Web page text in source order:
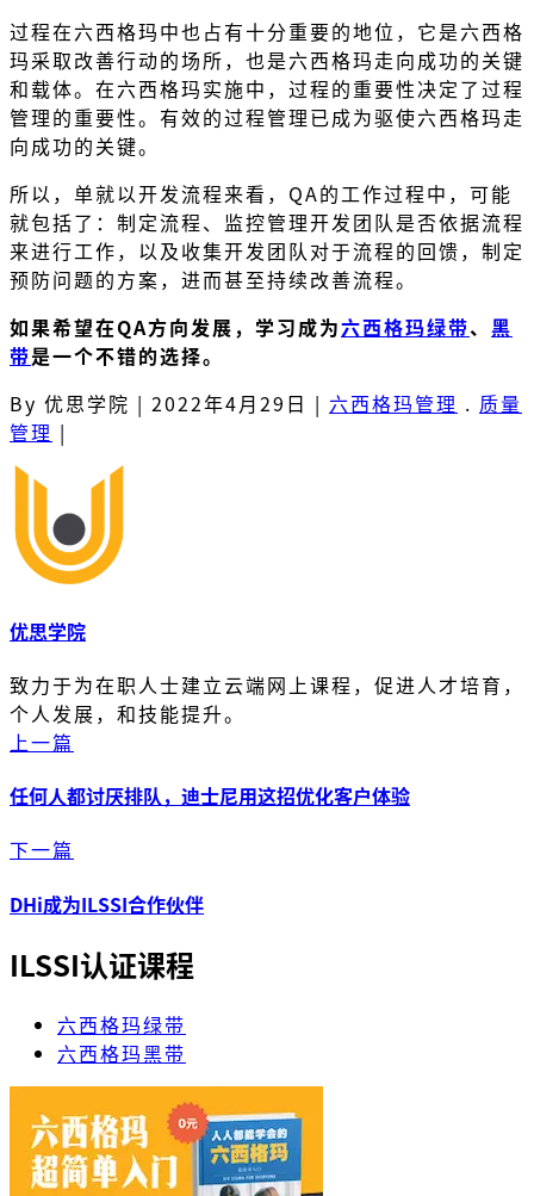
过程在六西格玛中也占有十分重要的地位，它是六西格
玛采取改善行动的场所，也是六西格玛走向成功的关键
和载体。在六西格玛实施中，过程的重要性决定了过程
管理的重要性。有效的过程管理已成为驱使六西格玛走
向成功的关键。
所以，单就以开发流程来看，QA的工作过程中，可能
就包括了：制定流程、监控管理开发团队是否依据流程
来进行工作，以及收集开发团队对于流程的回馈，制定
预防问题的方案，进而甚至持续改善流程。
如果希望在QA方向发展，学习成为六西格玛绿带、 黑
带是一个不错的选择。
By 优思学院 | 2022年4月29日 | 六西格玛管理 . 质量
管理 |
优思学院
致力于为在职人士建立云端网上课程，促进人才培育，
个人发展，和技能提升。
上一篇
任何人都讨厌排队，迪士尼用这招优化客户体验
下一篇
DHi成为ILSSI合作伙伴
ILSSI认证课程
六西格玛绿带
六西格玛黑带